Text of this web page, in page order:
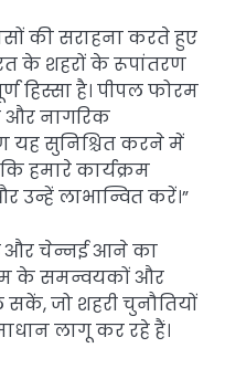
की सराहना करते हुए
के शहरों के रूपांतरण
हिस्सा है। पीपल फोरम
और नागरिक
यह सुनिश्चित करने में
हमारे कार्यक्रम
लाभान्वित करें।”
और चेन्नई आने का
के समन्वयकों और
जो शहरी चुनौतियों
लागू कर रहे हैं।